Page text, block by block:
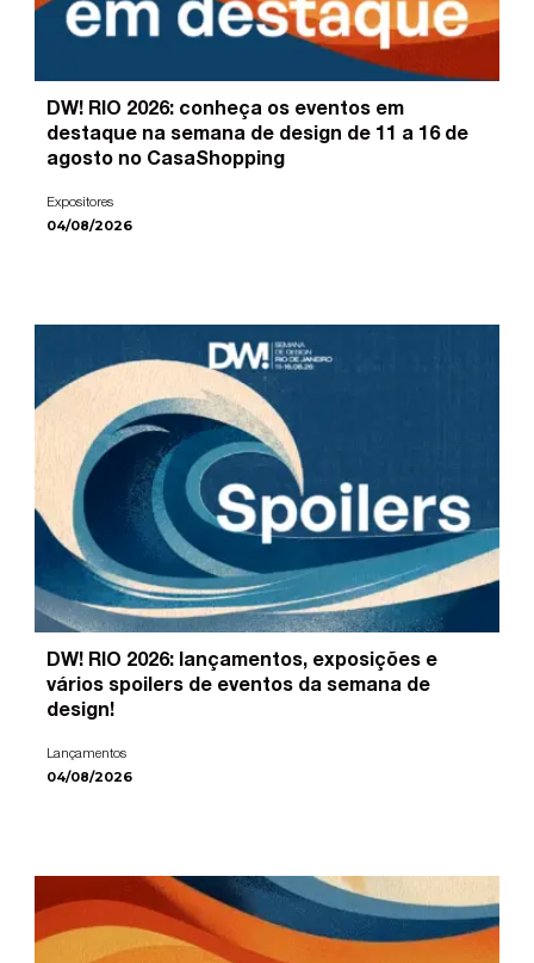
DW! RIO 2026: conheça os eventos em
destaque na semana de design de 11 a 16 de
agosto no CasaShopping
Expositores
04/08/2026
DW! RIO 2026: lançamentos, exposições e
vários spoilers de eventos da semana de
design!
Lançamentos
04/08/2026